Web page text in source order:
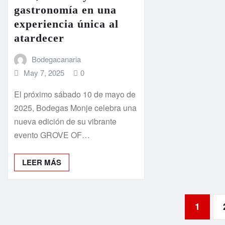
gastronomía en una
experiencia única al
atardecer
Bodegacanaria
May 7, 2025
0
El próximo sábado 10 de mayo de
2025, Bodegas Monje celebra una
nueva edición de su vibrante
evento GROVE OF…
LEER MÁS
1